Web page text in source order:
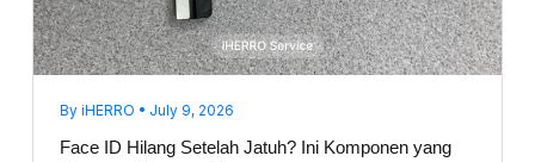
By iHERRO • July 9, 2026
Face ID Hilang Setelah Jatuh? Ini Komponen yang